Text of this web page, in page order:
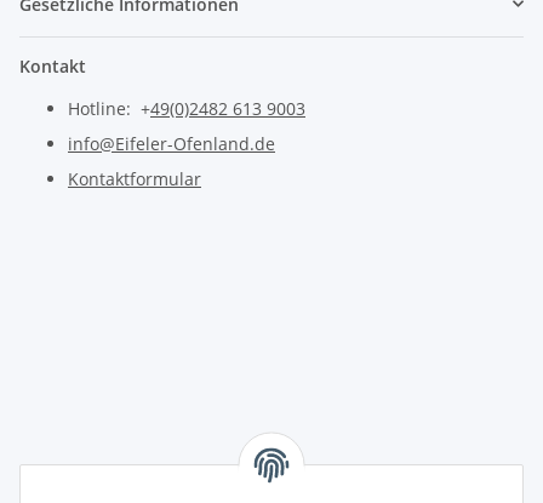
Kontakt
Hotline: +49(0)2482 613 9003
info@Eifeler-Ofenland.de
Kontaktformular